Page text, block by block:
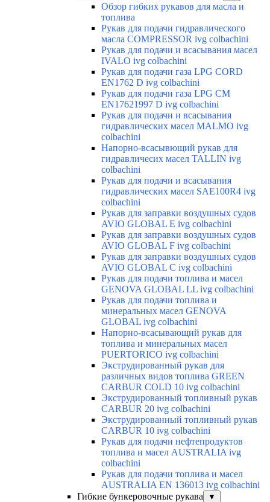
Обзор гибких рукавов для масла и
топлива
Рукав для подачи гидравлического
масла COMPRESSOR ivg colbachini
Рукав для подачи и всасывания масел
IVALO ivg colbachini
Рукав для подачи газа LPG CORD
EN1762 D ivg colbachini
Рукав для подачи газа LPG CM
EN17621997 D ivg colbachini
Рукав для подачи и всасывания
гидравлических масел MALMO ivg
colbachini
Напорно-всасывющий рукав для
гидравличесих масел TALLIN ivg
colbachini
Рукав для подачи и всасывания
гидравлических масел SAE100R4 ivg
colbachini
Рукав для заправки воздушных судов
AVIO GLOBAL E ivg colbachini
Рукав для заправки воздушных судов
AVIO GLOBAL F ivg colbachini
Рукав для заправки воздушных судов
AVIO GLOBAL C ivg colbachini
Рукав для подачи топлива и масел
GENOVA GLOBAL LL ivg colbachini
Рукав для подачи топлива и
минеральных масел GENOVA
GLOBAL ivg colbachini
Напорно-всасывающий рукав для
топлива и минеральных масел
PUERTORICO ivg colbachini
Экструдированный рукав для
различных видов топлива GREEN
CARBUR COLD 10 ivg colbachini
Экструдированный топливный рукав
CARBUR 20 ivg colbachini
Экструдированный топливный рукав
CARBUR 10 ivg colbachini
Рукав для подачи нефтепродуктов
топлива и масел AUSTRALIA ivg
colbachini
Рукав для подачи топлива и масел
AUSTRALIA EN 136013 ivg colbachini
Гибкие бункеровочные рукава
▼